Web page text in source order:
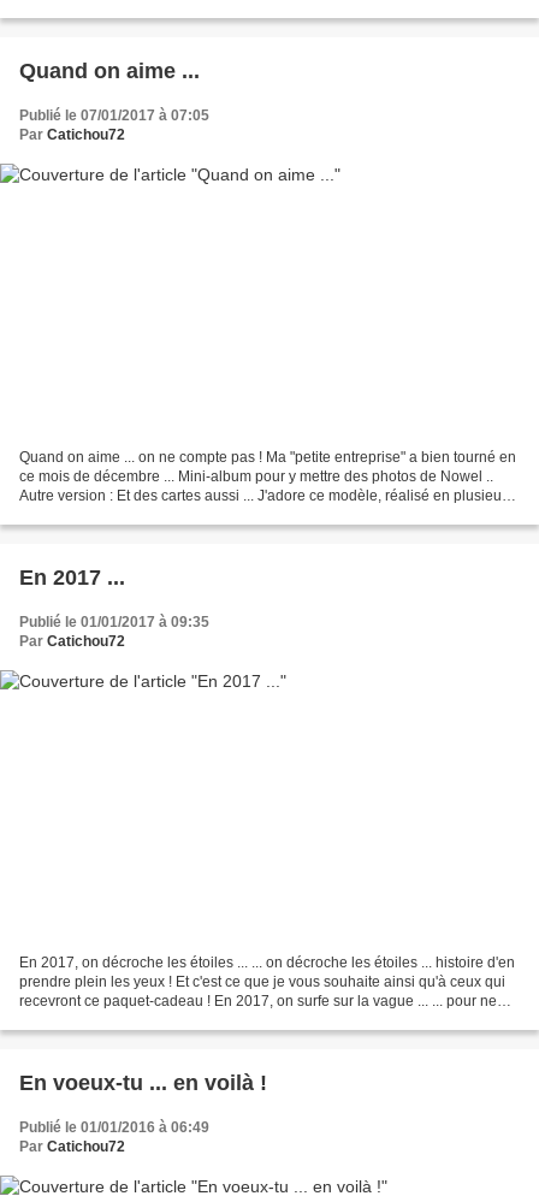
Quand on aime ...
Publié le 07/01/2017 à 07:05
Par Catichou72
Quand on aime ... on ne compte pas ! Ma "petite entreprise" a bien tourné en
ce mois de décembre ... Mini-album pour y mettre des photos de Nowel ..
Autre version : Et des cartes aussi ... J'adore ce modèle, réalisé en plusieurs
En 2017 ...
Publié le 01/01/2017 à 09:35
Par Catichou72
En 2017, on décroche les étoiles ... ... on décroche les étoiles ... histoire d'en
prendre plein les yeux ! Et c'est ce que je vous souhaite ainsi qu'à ceux qui
recevront ce paquet-cadeau ! En 2017, on surfe sur la vague ... ... pour ne
En voeux-tu ... en voilà !
Publié le 01/01/2016 à 06:49
Par Catichou72